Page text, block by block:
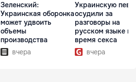
Зеленский:
Украинская оборонка
может удвоить
объемы
производства
вчера
Украинскую
осудили за
разговоры на
русском языке во
время секса
вчера